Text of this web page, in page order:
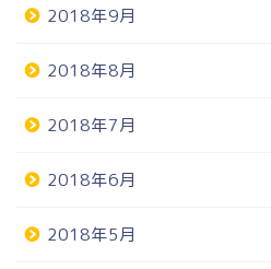
2018年9月
2018年8月
2018年7月
2018年6月
2018年5月